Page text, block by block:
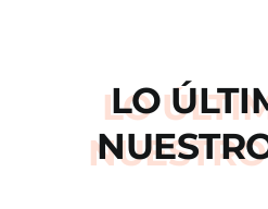
LO